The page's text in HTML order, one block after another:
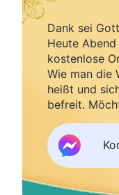
Dank sei
Heute
kostenlose
Wie man die
heißt und
befreit.